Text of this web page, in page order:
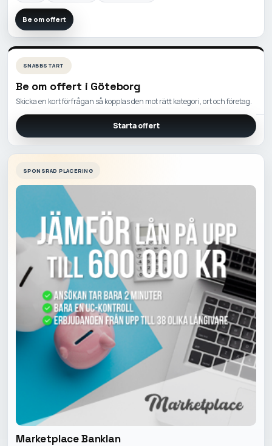
Be om offert
SNABBSTART
Be om offert i Göteborg
Skicka en kort förfrågan så kopplas den mot rätt kategori, ort och företag.
Starta offert
SPONSRAD PLACERING
Marketplace Banklan